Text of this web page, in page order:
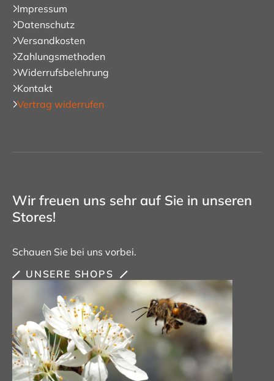
Impressum
Datenschutz
Versandkosten
Zahlungsmethoden
Widerrufsbelehrung
Kontakt
Vertrag widerrufen
Wir freuen uns sehr auf Sie in unseren
Stores!
Schauen Sie bei uns vorbei.
UNSERE SHOPS